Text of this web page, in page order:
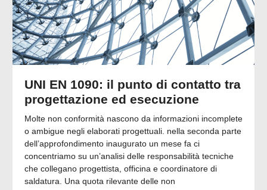
UNI EN 1090: il punto di contatto tra
progettazione ed esecuzione
Molte non conformità nascono da informazioni incomplete
o ambigue negli elaborati progettuali. nella seconda parte
dell’approfondimento inaugurato un mese fa ci
concentriamo su un’analisi delle responsabilità tecniche
che collegano progettista, officina e coordinatore di
saldatura. Una quota rilevante delle non